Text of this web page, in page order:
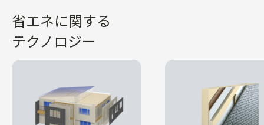
省エネに関する
テクノロジー